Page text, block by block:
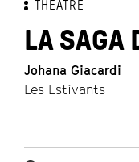
THÉÂTRE
LA SAGA
Johana Giacardi
Les Estivants